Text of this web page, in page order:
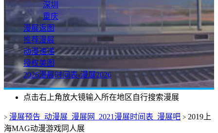
深圳
重庆
漫展返图
推荐漫展
动漫速递
授权美图
2026漫展时间表-漫展2026
点击右上角放大镜输入所在地区自行搜索漫展
> 漫展预告_动漫展_漫展网_2021漫展时间表_漫展吧 > 2019上
海MAG动漫游戏同人展